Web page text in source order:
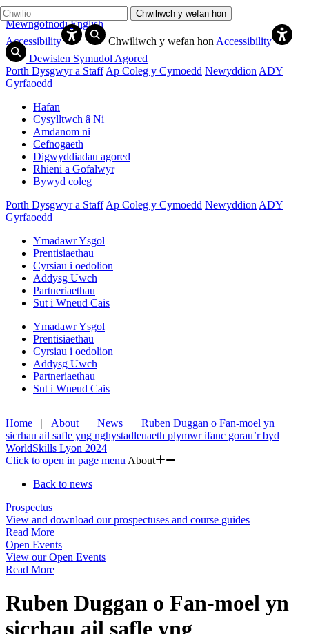
Mewngofnodi English
Accessibility
Chwiliwch y wefan hon Accessibility
Dewislen Symudol Agored
Porth Dysgwyr a Staff Ap Coleg y Cymoedd Newyddion ADY
Gyrfaoedd
Hafan
Cysylltwch â Ni
Amdanom ni
Cefnogaeth
Digwyddiadau agored
Rhieni a Gofalwyr
Bywyd coleg
Porth Dysgwyr a Staff Ap Coleg y Cymoedd Newyddion ADY
Gyrfaoedd
Ymadawr Ysgol
Prentisiaethau
Cyrsiau i oedolion
Addysg Uwch
Partneriaethau
Sut i Wneud Cais
Ymadawr Ysgol
Prentisiaethau
Cyrsiau i oedolion
Addysg Uwch
Partneriaethau
Sut i Wneud Cais
Home About News
Ruben Duggan o Fan-moel yn
sicrhau ail safle yng nghystadleuaeth plymwr ifanc gorau’r byd
WorldSkills Lyon 2024
Click to open in page menu About
Back to news
Prospectus
View and download our prospectuses and course guides
Read More
Open Events
View our Open Events
Read More
Ruben Duggan o Fan-moel yn
sicrhau ail safle yng
Chwiliwch y wefan hon